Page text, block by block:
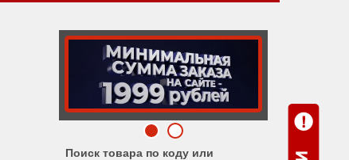
Поиск товара по коду или